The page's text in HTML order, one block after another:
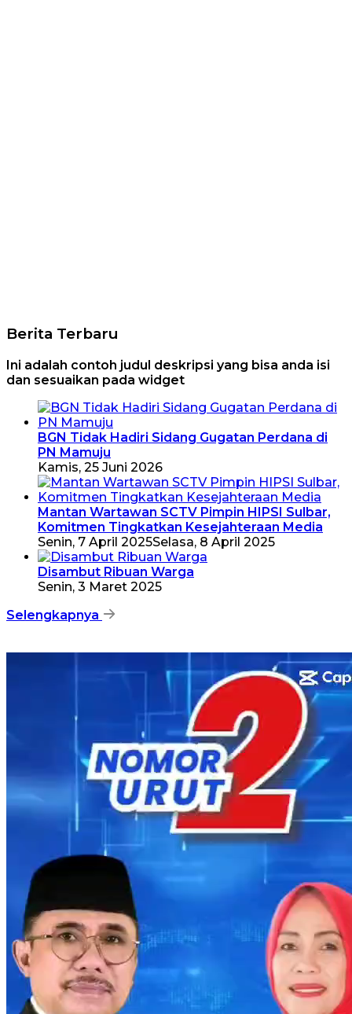
Berita Terbaru
Ini adalah contoh judul deskripsi yang bisa anda isi
dan sesuaikan pada widget
BGN Tidak Hadiri Sidang Gugatan Perdana di
PN Mamuju
Kamis, 25 Juni 2026
Mantan Wartawan SCTV Pimpin HIPSI Sulbar,
Komitmen Tingkatkan Kesejahteraan Media
Senin, 7 April 2025Selasa, 8 April 2025
Disambut Ribuan Warga
Senin, 3 Maret 2025
Selengkapnya